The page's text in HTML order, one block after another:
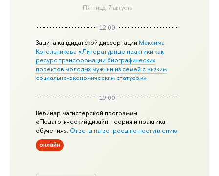
Пятница, 7 августа
12:00
Защита кандидатской диссертацииМаксима
Котельникова «Литературные практики как
ресурс трансформации биографических
проектов молодых мужчин из семей с низким
социально-экономическим статусом»
19:00
Вебинар магистерской программы
«Педагогический дизайн: теория и практика
обучения»: Ответы на вопросы по поступлению
онлайн